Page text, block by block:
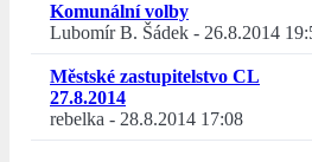
Komunální volby
Lubomír B. Šádek - 26.8.2014
Městské zastupitelstvo CL
27.8.2014
rebelka - 28.8.2014 17:08